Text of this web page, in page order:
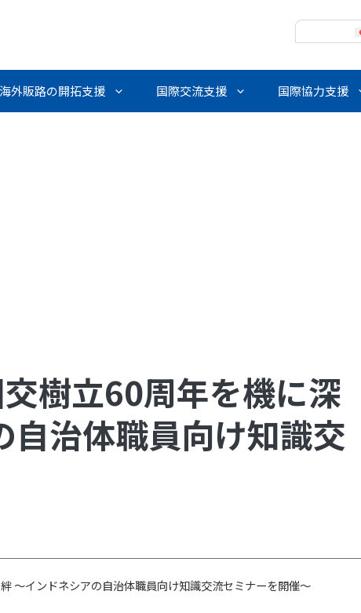
海外販路の開拓支援 国際交流支援 国際協力支援
樹立60周年を機に深
自治体職員向け知識交
～インドネシアの自治体職員向け知識交流セミナーを開催～